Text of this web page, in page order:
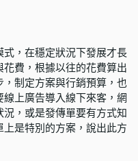
，在穩定狀況下發展才長
費，根據以往的花費算出
制定方案與行銷預算，也
上廣告導入線下來客，網
，或是發傳單要有方式知
是特別的方案，說出此方